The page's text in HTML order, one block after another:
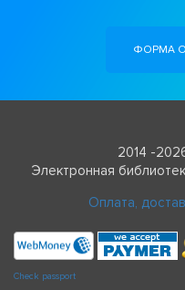
ФОРМА
2014 -
Электронная
Оплата,
Check passport